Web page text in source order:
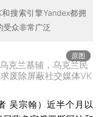
搜索引擎Yandex都拥
受众非常广泛
原图
克兰基辅，乌克兰民
废除屏蔽社交媒体VK
吴宗翰） 近半个月以